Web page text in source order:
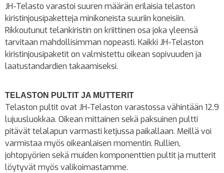
JH-Telasto varastoi suuren määrän erilaisia telaston
kiristinjousipaketteja minikoneista suuriin koneisiin.
Rikkoutunut telankiristin on kriittinen osa joka yleensä
tarvitaan mahdollisimman nopeasti. Kaikki JH-Telaston
kiristinjousipaketit on valmistettu oikean sopivuuden ja
laatustandardien takaamiseksi.
TELASTON PULTIT JA MUTTERIT
Telaston pultit ovat JH-Telaston varastossa vähintään 12.9
lujuusluokkaa. Oikean mittainen sekä paksuinen pultti
pitävät telalapun varmasti ketjussa paikallaan. Meillä voi
varmistaa myös oikeanlaisen momentin. Rullien,
johtopyörien sekä muiden komponenttien pultit ja mutterit
löytyvät myös valikoimastamme.